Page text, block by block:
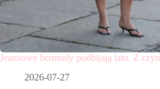
Jeansowe bermudy podbijają lato. Z
2026-07-27